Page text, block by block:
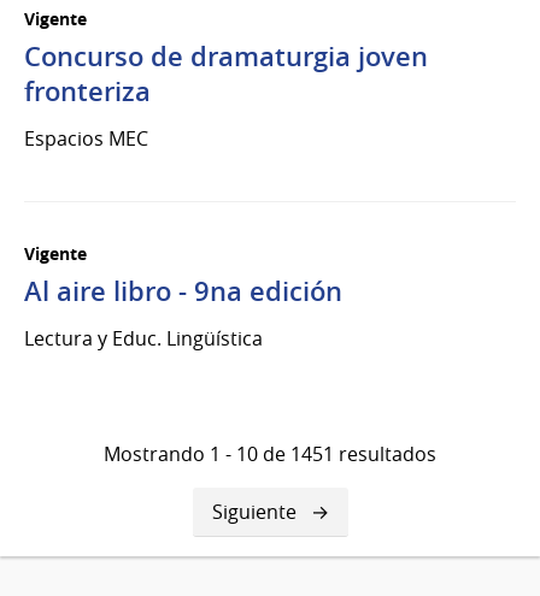
Vigente
Concurso de dramaturgia joven
fronteriza
Espacios MEC
Vigente
Al aire libro - 9na edición
Lectura y Educ. Lingüística
Mostrando 1 - 10 de 1451 resultados
Siguiente
página
Siguiente